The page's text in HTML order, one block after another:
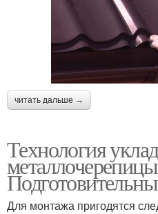
читать дальше →
Технология
Для монтажа пригодятся